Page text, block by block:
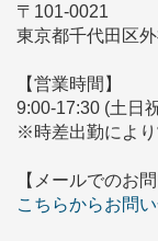
〒101-0021
東京都千代田区
【営業時間】
9:00-17:30 (土日
※時差出勤によ
【メールでのお
こちらからお問